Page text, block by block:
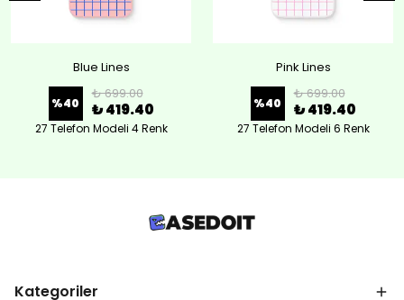
Blue Lines
%40
₺ 699.00
₺ 419.40
27 Telefon Modeli 4 Renk
Pink Lines
%40
₺ 699.00
₺ 419.40
27 Telefon Modeli 6 Renk
Kategoriler